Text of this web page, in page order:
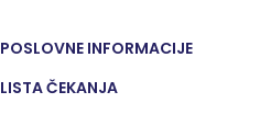
POSLOVNE INFORMACIJE
LISTA ČEKANJA